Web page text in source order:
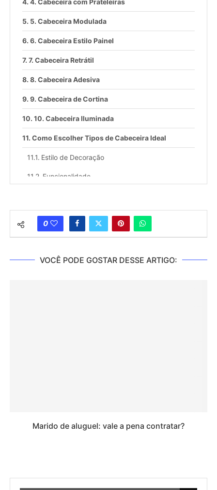
4. Cabeceira com Prateleiras
5. Cabeceira Modulada
6. Cabeceira Estilo Painel
7. Cabeceira Retrátil
8. Cabeceira Adesiva
9. Cabeceira de Cortina
10. Cabeceira Iluminada
Como Escolher Tipos de Cabeceira Ideal
Estilo de Decoração
Funcionalidade
Orçamento
0
VOCÊ PODE GOSTAR DESSE ARTIGO:
Marido de aluguel: vale a pena contratar?